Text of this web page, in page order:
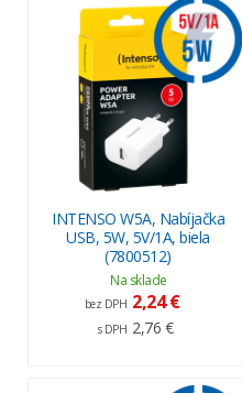
INTENSO W5A, Nabíjačka
USB, 5W, 5V/1A, biela
(7800512)
Na sklade
bez DPH 2,24 €
s DPH 2,76 €